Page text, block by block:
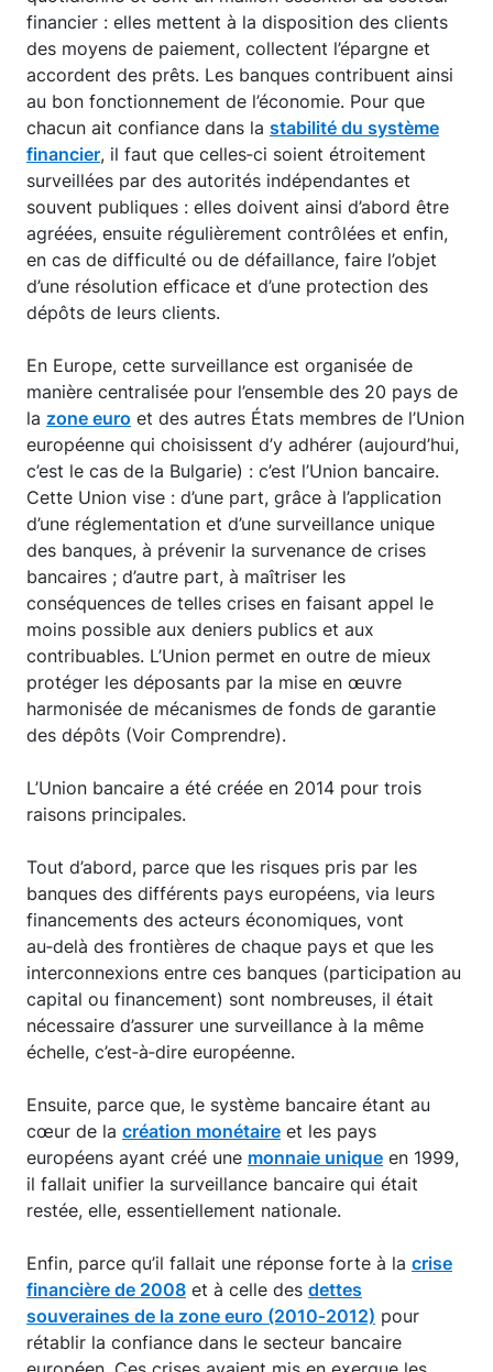
financier : elles mettent à la disposition des clients
des moyens de paiement, collectent l’épargne et
accordent des prêts. Les banques contribuent ainsi
au bon fonctionnement de l’économie. Pour que
chacun ait confiance dans la stabilité du système
financier, il faut que celles‑ci soient étroitement
surveillées par des autorités indépendantes et
souvent publiques : elles doivent ainsi d’abord être
agréées, ensuite régulièrement contrôlées et enfin,
en cas de difficulté ou de défaillance, faire l’objet
d’une résolution efficace et d’une protection des
dépôts de leurs clients.
En Europe, cette surveillance est organisée de
manière centralisée pour l’ensemble des 20 pays de
la zone euro et des autres États membres de l’Union
européenne qui choisissent d’y adhérer (aujourd’hui,
c’est le cas de la Bulgarie) : c’est l’Union bancaire.
Cette Union vise : d’une part, grâce à l’application
d’une réglementation et d’une surveillance unique
des banques, à prévenir la survenance de crises
bancaires ; d’autre part, à maîtriser les
conséquences de telles crises en faisant appel le
moins possible aux deniers publics et aux
contribuables. L’Union permet en outre de mieux
protéger les déposants par la mise en œuvre
harmonisée de mécanismes de fonds de garantie
des dépôts (Voir Comprendre).
L’Union bancaire a été créée en 2014 pour trois
raisons principales.
Tout d’abord, parce que les risques pris par les
banques des différents pays européens, via leurs
financements des acteurs économiques, vont
au‑delà des frontières de chaque pays et que les
interconnexions entre ces banques (participation au
capital ou financement) sont nombreuses, il était
nécessaire d’assurer une surveillance à la même
échelle, c’est‑à‑dire européenne.
Ensuite, parce que, le système bancaire étant au
cœur de la création monétaire et les pays
européens ayant créé une monnaie unique en 1999,
il fallait unifier la surveillance bancaire qui était
restée, elle, essentiellement nationale.
Enfin, parce qu’il fallait une réponse forte à la crise
financière de 2008 et à celle des dettes
souveraines de la zone euro (2010‑2012) pour
rétablir la confiance dans le secteur bancaire